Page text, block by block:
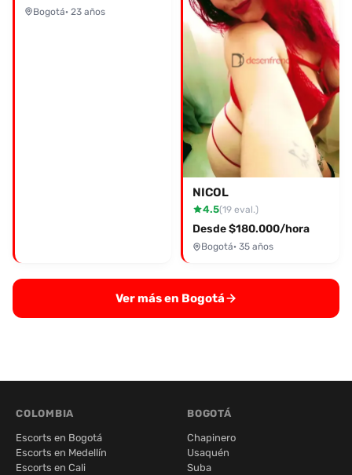
Bogotá· 23 años
NICOL
4.5(19 eval.)
Desde $180.000/hora
Bogotá· 35 años
Ver más en Bogotá
COLOMBIA
Escorts en Bogotá
Escorts en Medellín
Escorts en Cali
BOGOTÁ
Chapinero
Usaquén
Suba